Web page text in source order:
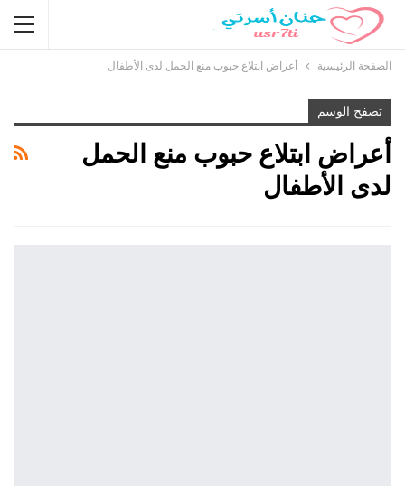
الصفحة الرئيسية أعراض ابتلاع حبوب منع الحمل لدى الأطفال
تصفح الوسم
أعراض ابتلاع حبوب منع الحمل
لدى الأطفال